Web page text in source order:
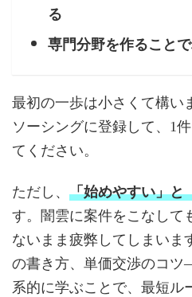
る
専門分野を作ること
最初の一歩は小さくて構い
ソーシングに登録して、1
てください。
ただし、 「始めやすい」と
す。闇雲に案件をこなして
ないまま疲弊してしまいま
の書き方、単価交渉のコ
系的に学ぶことで、最短ル